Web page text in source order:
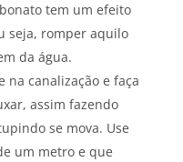
tem um efeito
seja, romper aquilo
da água.
na canalização e faça
assim fazendo
se mova. Use
um metro e que